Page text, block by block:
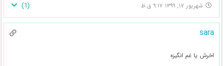
شهریور ۱۷, ۱۳۹۹ ۹:۱۷ ق.ظ (
1
)
sara
اخرش یا غم انگیزه